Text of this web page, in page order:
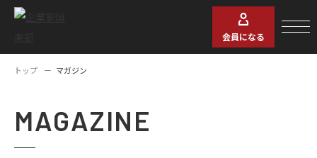
会員になる
トップ マガジン
MAGAZINE